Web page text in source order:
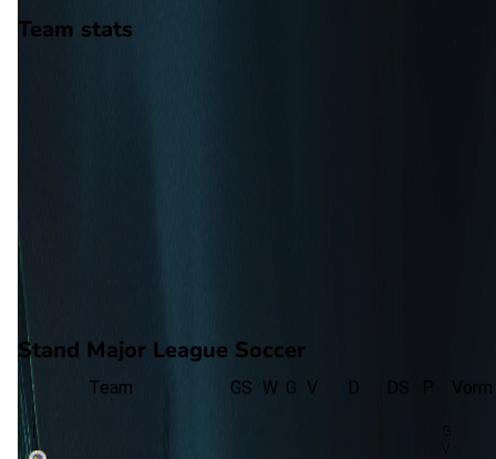
Team stats
vorm
Stand Major League Soccer
Team GS W G V D DS Vorm
1